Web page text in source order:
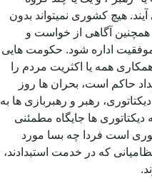
هیچ کشوری نمیتواند بدون
همچنین آگاهی از خواست و
اداره شود. حکومت هایی
همه یا اکثریت مردم را
حاکم است، بحران ها روز
رهبر و رهبربازی ها به
دیکتاتوری ها جایگاه مطمئنی
است فردا چه بسا مورد
که در خدمت استبدادند،